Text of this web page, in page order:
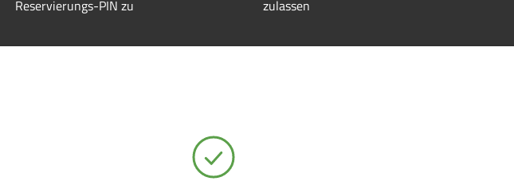
Reservierungs-PIN zu
zulassen